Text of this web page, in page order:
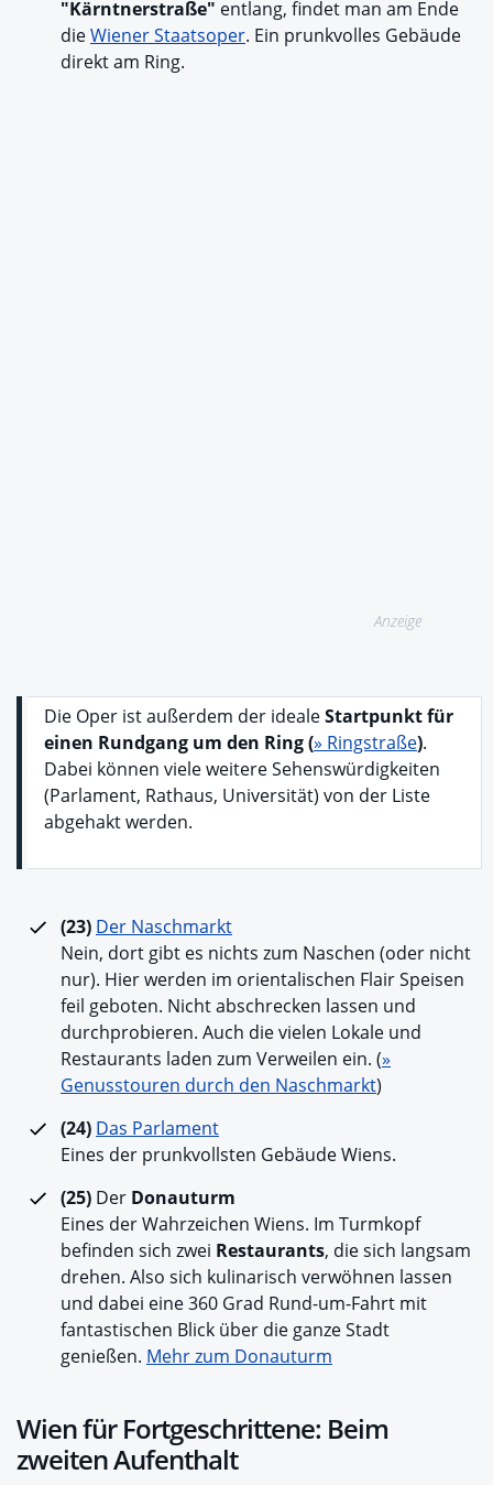
"Kärntnerstraße" entlang, findet man am Ende
dieWiener Staatsoper. Ein prunkvolles Gebäude
direkt am Ring.
Anzeige
Die Oper ist außerdem der idealeStartpunkt für
einen Rundgang um den Ring (» Ringstraße).
Dabei können viele weitere Sehenswürdigkeiten
(Parlament, Rathaus, Universität) von der Liste
abgehakt werden.
(23) Der Naschmarkt
Nein, dort gibt es nichts zum Naschen (oder nicht
nur). Hier werden im orientalischen Flair Speisen
feil geboten. Nicht abschrecken lassen und
durchprobieren. Auch die vielen Lokale und
Restaurants laden zum Verweilen ein. (»
Genusstouren durch den Naschmarkt)
(24) Das Parlament
Eines der prunkvollsten Gebäude Wiens.
(25) Der Donauturm
Eines der Wahrzeichen Wiens. Im Turmkopf
befinden sich zwei Restaurants, die sich langsam
drehen. Also sich kulinarisch verwöhnen lassen
und dabei eine 360 Grad Rund-um-Fahrt mit
fantastischen Blick über die ganze Stadt
genießen. Mehr zum Donauturm
Wien für Fortgeschrittene: Beim
zweiten Aufenthalt